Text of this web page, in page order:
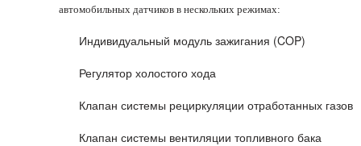
автомобильных датчиков в нескольких режимах:
Индивидуальный модуль зажигания (COP)
Регулятор холостого хода
Клапан системы рециркуляции отработанных газов
Клапан системы вентиляции топливного бака